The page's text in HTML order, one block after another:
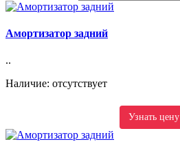
Амортизатор задний
..
Наличие: отсутствует
Узнать цену